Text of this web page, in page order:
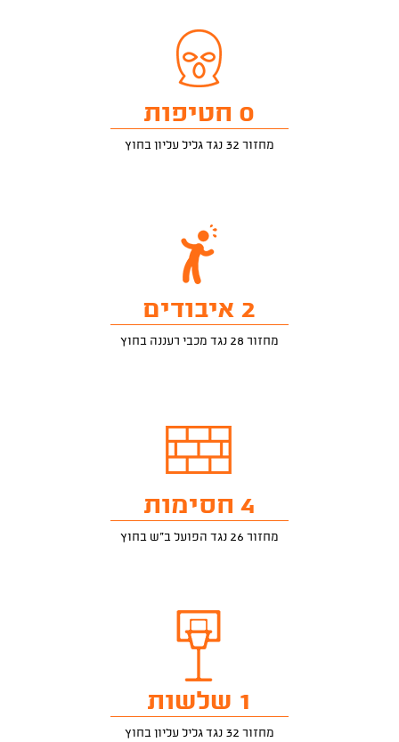
0 חטיפות
מחזור 32 נגד גליל עליון בחוץ
2 איבודים
מחזור 28 נגד מכבי רעננה בחוץ
4 חסימות
מחזור 26 נגד הפועל ב"ש בחוץ
1 שלשות
מחזור 32 נגד גליל עליון בחוץ